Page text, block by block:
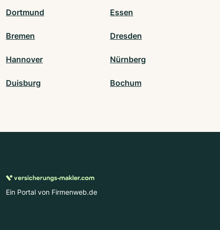
Dortmund Essen
Bremen Dresden
Hannover Nürnberg
Duisburg Bochum
Ein Portal von Firmenweb.de